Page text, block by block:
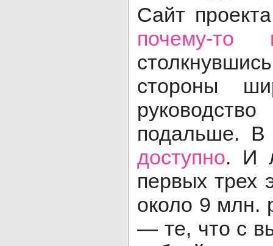
Сайт
почему-то
стороны
подальше.
доступно. И
первых трех
около 9 млн.
— те, что с